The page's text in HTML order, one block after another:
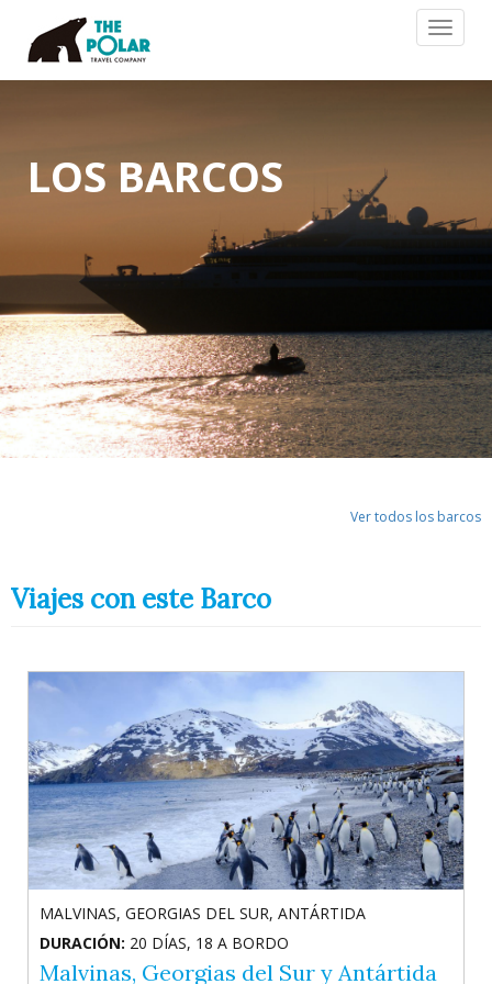
Toggle
LOS BARCOS
Ver todos los barcos
Viajes con este Barco
MALVINAS, GEORGIAS DEL SUR, ANTÁRTIDA
DURACIÓN: 20 DÍAS, 18 A BORDO
Malvinas, Georgias del Sur y Antártida
PENÍNSULA ANTÁRTICA
DURACIÓN: 12 DÍAS / 10 NOCHES A BORDO
Lo Mejor de la Temporada de Ballenas
Anterior